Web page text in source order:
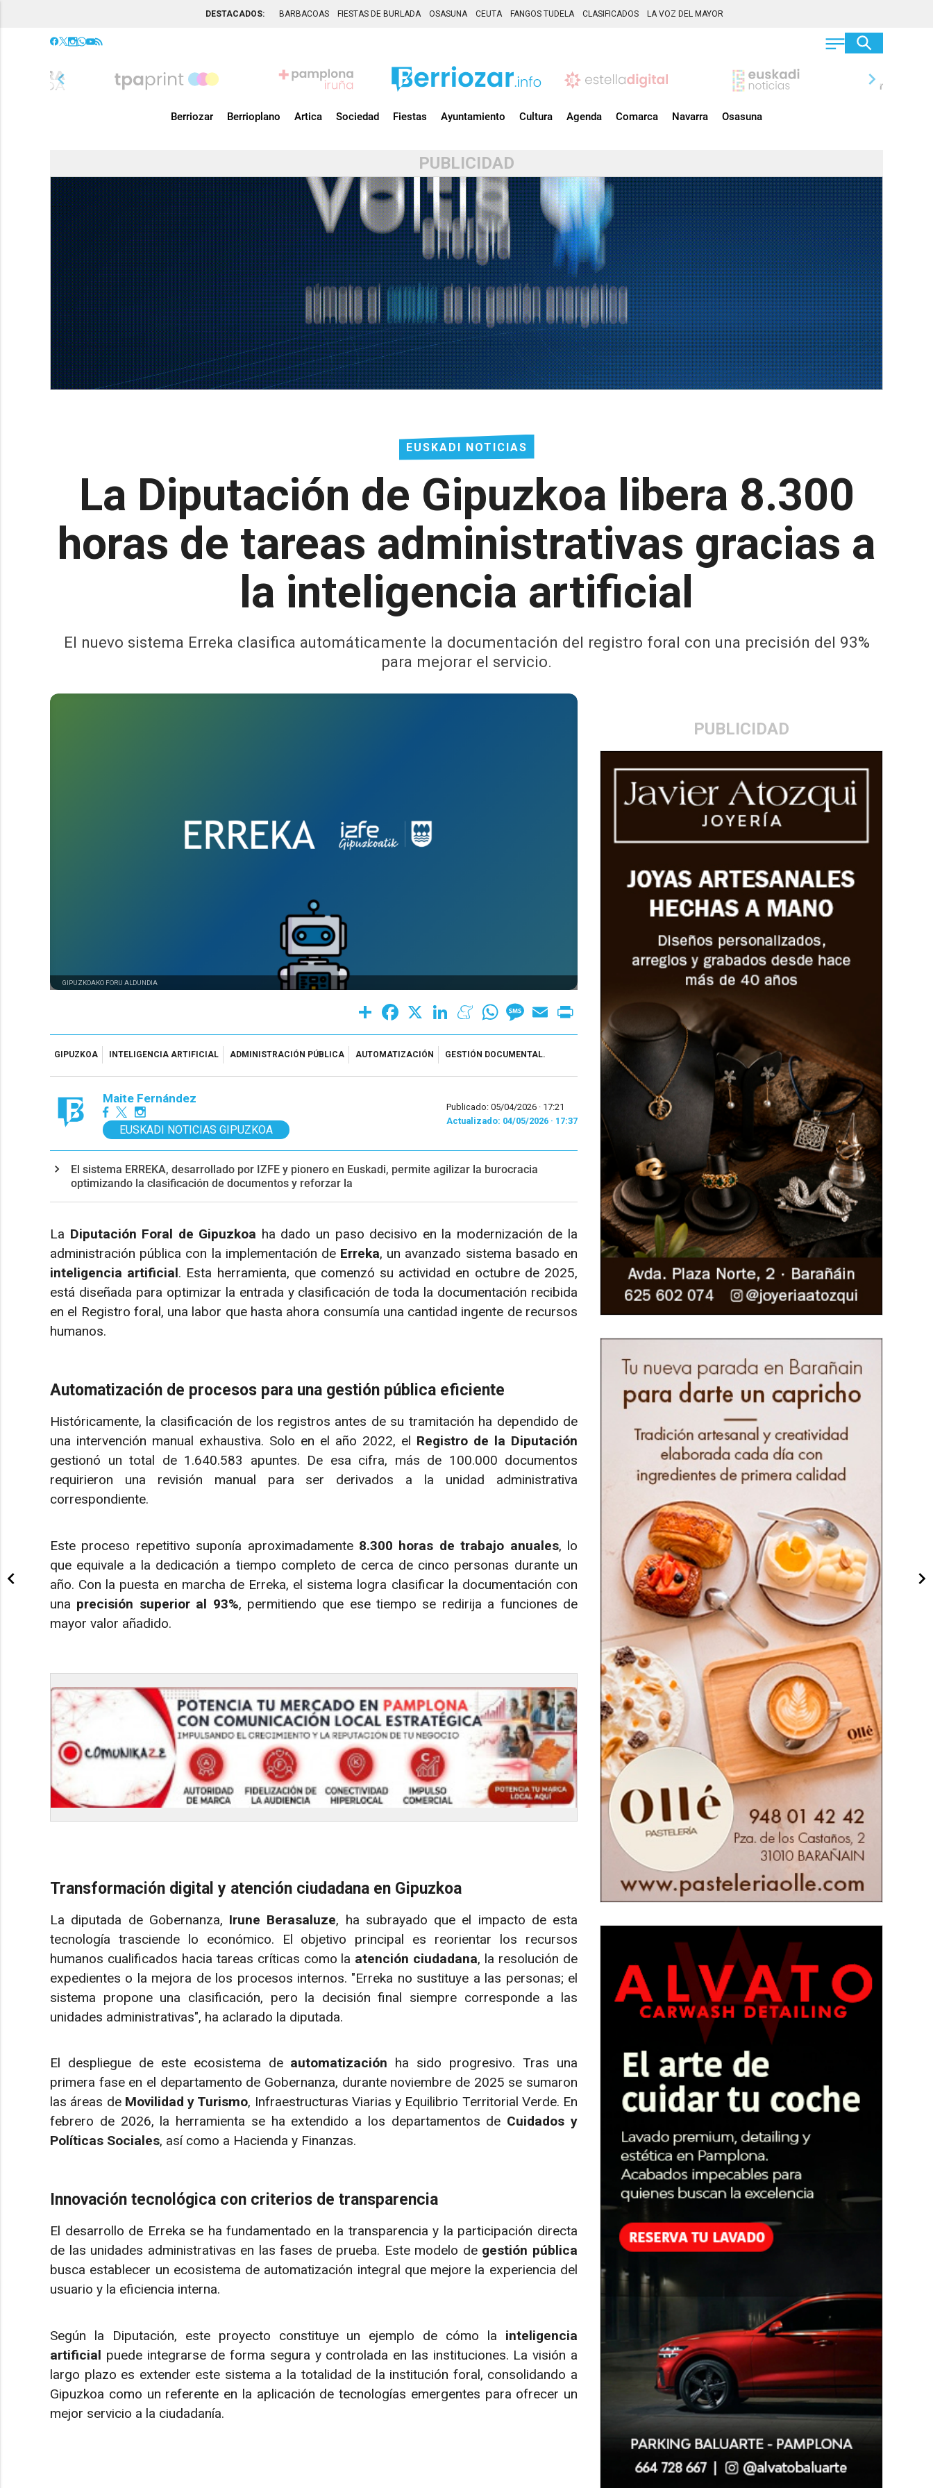
DESTACADOS: BARBACOAS FIESTAS DE BURLADA OSASUNA CEUTA FANGOS TUDELA CLASIFICADOS LA VOZ DEL MAYOR
chevron_left chevron_right
Berriozar Berrioplano Artica Sociedad Fiestas Ayuntamiento Cultura Agenda Comarca Navarra Osasuna
PUBLICIDAD
EUSKADI NOTICIAS
La Diputación de Gipuzkoa libera 8.300
horas de tareas administrativas gracias a
la inteligencia artificial
El nuevo sistema Erreka clasifica automáticamente la documentación del registro foral con una precisión del 93%
para mejorar el servicio.
PUBLICIDAD
GIPUZKOAKO FORU ALDUNDIA
Share Facebook LinkedInMeneameWhatsAppMessage
Email
GIPUZKOA INTELIGENCIA ARTIFICIAL ADMINISTRACIÓN PÚBLICA AUTOMATIZACIÓN GESTIÓN DOCUMENTAL.
Maite Fernández
EUSKADI NOTICIAS GIPUZKOA
Publicado: 05/04/2026 · 17:21
Actualizado: 04/05/2026 · 17:37
El sistema ERREKA, desarrollado por IZFE y pionero en Euskadi, permite agilizar la burocracia
optimizando la clasificación de documentos y reforzar la
La Diputación Foral de Gipuzkoa ha dado un paso decisivo en la modernización de la
administración pública con la implementación de Erreka, un avanzado sistema basado en
inteligencia artificial. Esta herramienta, que comenzó su actividad en octubre de 2025,
está diseñada para optimizar la entrada y clasificación de toda la documentación recibida
en el Registro foral, una labor que hasta ahora consumía una cantidad ingente de recursos
humanos.
Automatización de procesos para una gestión pública eficiente
Históricamente, la clasificación de los registros antes de su tramitación ha dependido de
una intervención manual exhaustiva. Solo en el año 2022, el Registro de la Diputación
gestionó un total de 1.640.583 apuntes. De esa cifra, más de 100.000 documentos
requirieron una revisión manual para ser derivados a la unidad administrativa
correspondiente.
Este proceso repetitivo suponía aproximadamente 8.300 horas de trabajo anuales, lo
que equivale a la dedicación a tiempo completo de cerca de cinco personas durante un
año. Con la puesta en marcha de Erreka, el sistema logra clasificar la documentación con
una precisión superior al 93%, permitiendo que ese tiempo se redirija a funciones de
mayor valor añadido.
Transformación digital y atención ciudadana en Gipuzkoa
La diputada de Gobernanza, Irune Berasaluze, ha subrayado que el impacto de esta
tecnología trasciende lo económico. El objetivo principal es reorientar los recursos
humanos cualificados hacia tareas críticas como la atención ciudadana, la resolución de
expedientes o la mejora de los procesos internos. "Erreka no sustituye a las personas; el
sistema propone una clasificación, pero la decisión final siempre corresponde a las
unidades administrativas", ha aclarado la diputada.
El despliegue de este ecosistema de automatización ha sido progresivo. Tras una
primera fase en el departamento de Gobernanza, durante noviembre de 2025 se sumaron
las áreas de Movilidad y Turismo, Infraestructuras Viarias y Equilibrio Territorial Verde. En
febrero de 2026, la herramienta se ha extendido a los departamentos de Cuidados y
Políticas Sociales, así como a Hacienda y Finanzas.
Innovación tecnológica con criterios de transparencia
El desarrollo de Erreka se ha fundamentado en la transparencia y la participación directa
de las unidades administrativas en las fases de prueba. Este modelo de gestión pública
busca establecer un ecosistema de automatización integral que mejore la experiencia del
usuario y la eficiencia interna.
Según la Diputación, este proyecto constituye un ejemplo de cómo la inteligencia
artificial puede integrarse de forma segura y controlada en las instituciones. La visión a
largo plazo es extender este sistema a la totalidad de la institución foral, consolidando a
Gipuzkoa como un referente en la aplicación de tecnologías emergentes para ofrecer un
mejor servicio a la ciudadanía.